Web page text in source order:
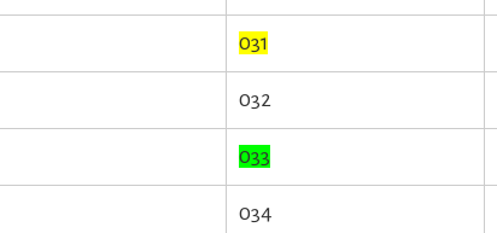
031
032
033
034